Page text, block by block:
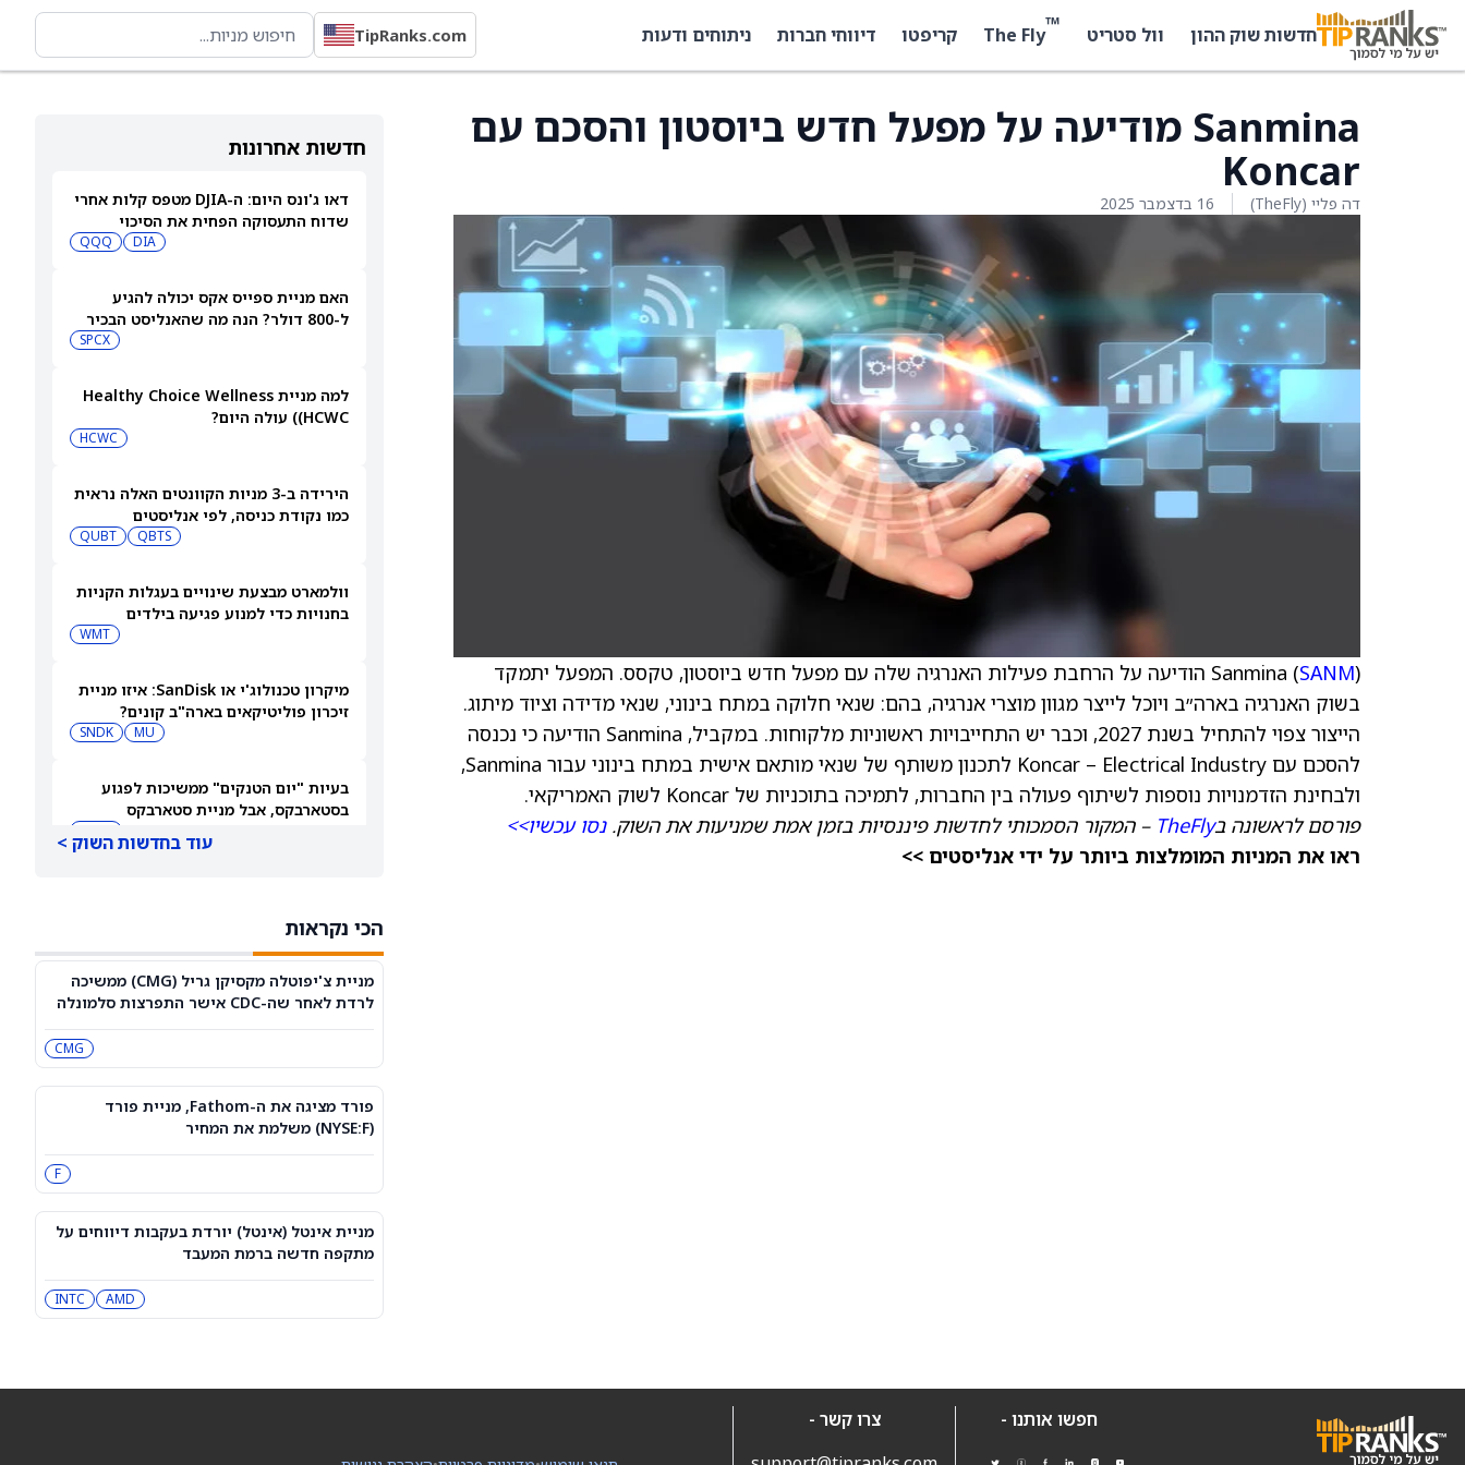
חדשות שוק ההון וול סטריט ™
The Fly קריפטו דיווחי חברות ניתוחים ודעות TipRanks.com
חדשות אחרונות
דאו ג'ונס היום: ה-DJIA מטפס קלות אחרי
שדוח התעסוקה הפחית את הסיכוי
DIA
QQQ
האם מניית ספייס אקס יכולה להגיע
ל-800 דולר? הנה מה שהאנליסט הבכיר
SPCX
למה מניית Healthy Choice Wellness
(HCWC) עולה היום?
HCWC
הירידה ב-3 מניות הקוונטים האלה נראית
כמו נקודת כניסה, לפי אנליסטים
QBTS
QUBT
וולמארט מבצעת שינויים בעגלות הקניות
בחנויות כדי למנוע פגיעה בילדים
WMT
מיקרון טכנולוג'י או SanDisk: איזו מניית
זיכרון פוליטיקאים בארה"ב קונים?
MU
SNDK
בעיות "יום הטנקים" ממשיכות לפגוע
בסטארבקס, אבל מניית סטארבקס
בינה מלאכותית
למה מניית AMD יורדת היום, 7.8.26?
AMD
NVDA
מטפסת מעט עם רשת אלחוטית פרטית
CMCSA
אפל או מיקרוסופט: איזו מניית טכנולוגיה
נביוס גרופ תדווח על תוצאות הרבעון
השני ב-12 באוגוסט. מי מחזיק במניית
EFA
QQQ
עוד בחדשות השוק >
הכי נקראות
מניית צ'יפוטלה מקסיקן גריל (CMG) ממשיכה
לרדת לאחר שה-CDC אישר התפרצות סלמונלה
CMG
פורד מציגה את ה-Fathom, מניית פורד
(NYSE:F) משלמת את המחיר
F
מניית אינטל (אינטל) יורדת בעקבות דיווחים על
מתקפה חדשה ברמת המעבד
AMD
INTC
Sanmina מודיעה על מפעל חדש ביוסטון והסכם עם
Koncar
דה פליי (TheFly) 16 בדצמבר 2025
Sanmina (SANM
) הודיעה על הרחבת פעילות האנרגיה שלה עם מפעל חדש ביוסטון, טקסס. המפעל יתמקד
בשוק האנרגיה בארה״ב ויוכל לייצר מגוון מוצרי אנרגיה, בהם: שנאי חלוקה במתח בינוני, שנאי מדידה וציוד מיתוג.
הייצור צפוי להתחיל בשנת 2027, וכבר יש התחייבויות ראשוניות מלקוחות. במקביל, Sanmina הודיעה כי נכנסה
להסכם עם Koncar – Electrical Industry לתכנון משותף של שנאי מותאם אישית במתח בינוני עבור Sanmina,
ולבחינת הזדמנויות נוספות לשיתוף פעולה בין החברות, לתמיכה בתוכניות של Koncar לשוק האמריקאי.
פורסם לראשונה בTheFly – המקור הסמכותי לחדשות פיננסיות בזמן אמת שמניעות את השוק.נסו עכשיו>>
ראו את המניות המומלצות ביותר על ידי אנליסטים >>
חפשו אותנו -
צרו קשר -